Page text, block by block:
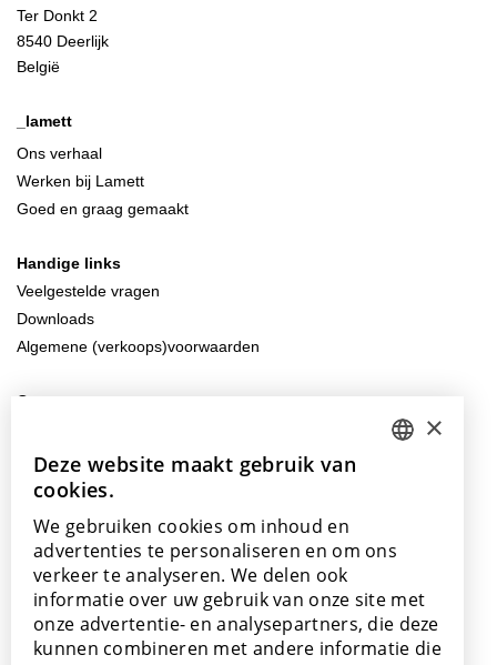
Ter Donkt 2
8540 Deerlijk
België
_lamett
Ons verhaal
Werken bij Lamett
Goed en graag gemaakt
Handige links
Veelgestelde vragen
Downloads
Algemene (verkoops)voorwaarden
Contacteer ons
+32 56 77 45 15
Onze showroom
Onze verkooppunten
GERMAN
SPANISH
×
Deze website maakt gebruik van
cookies.
We gebruiken cookies om inhoud en
advertenties te personaliseren en om ons
verkeer te analyseren. We delen ook
informatie over uw gebruik van onze site met
onze advertentie- en analysepartners, die deze
kunnen combineren met andere informatie die